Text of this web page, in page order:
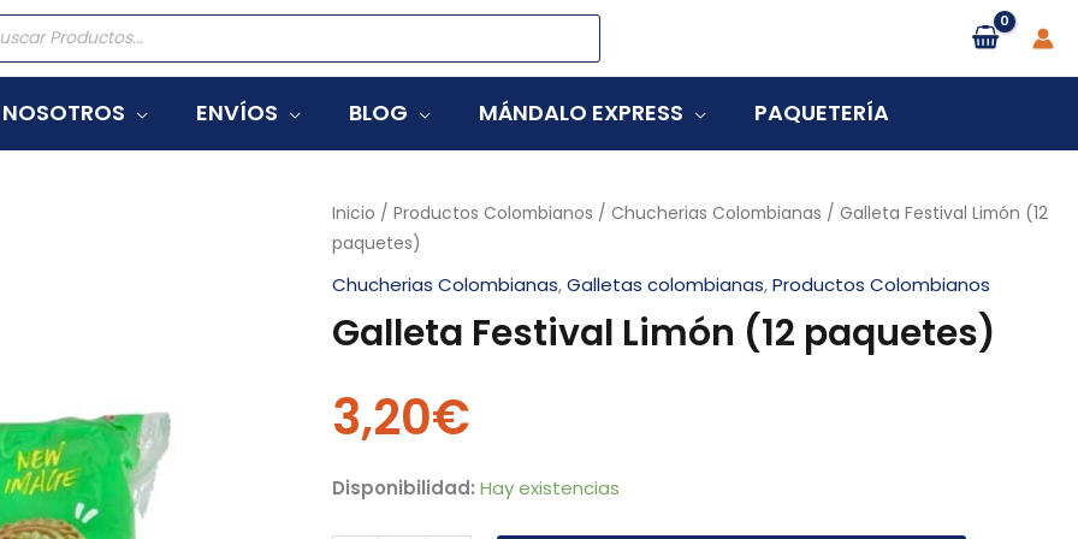
NOSOTROS ENVÍOS BLOG MÁNDALO EXPRESS PAQUETERÍA
Inicio /Productos Colombianos /Chucherias Colombianas / Galleta Festival Limón (12
paquetes)
Chucherias Colombianas,Galletas colombianas,Productos Colombianos
Galleta Festival Limón (12 paquetes)
3,20€
Disponibilidad: Hay existencias
Galleta
Festival
Limón
paquetes)